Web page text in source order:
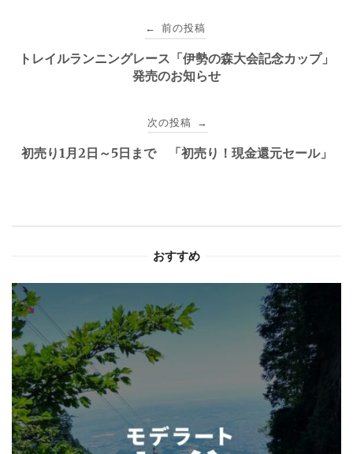
稿
ゲ
← 前の投稿
トレイルランニングレース「伊勢の森大会記念カップ」
発売のお知らせ
次の投稿 →
初売り1月2日～5日まで 「初売り！現金還元セール」
おすすめ